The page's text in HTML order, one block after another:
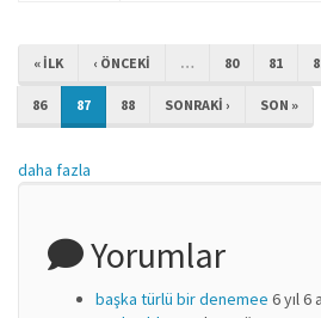
« ILK ‹ ÖNCEKI … 80 81
86 87 88 SONRAKI › SON »
daha fazla
Yorumlar
başka türlü bir denemee 6 yıl 6